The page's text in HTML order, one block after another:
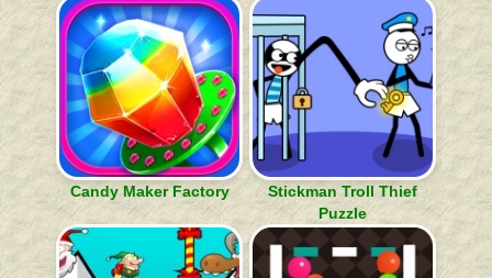
Candy Maker Factory
Stickman Troll Thief
Puzzle